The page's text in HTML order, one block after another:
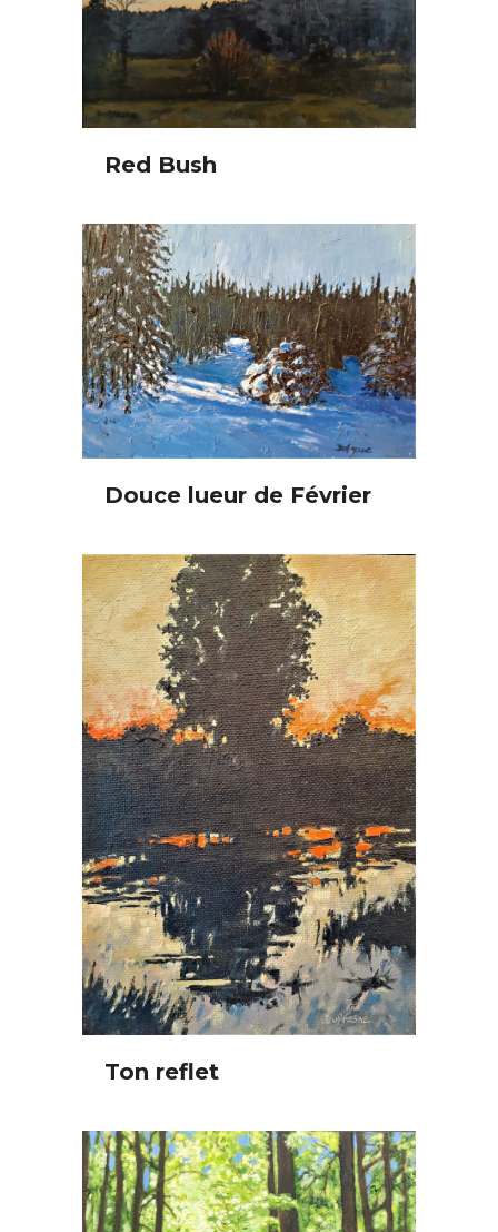
Red Bush
Douce lueur de Février
Ton reflet